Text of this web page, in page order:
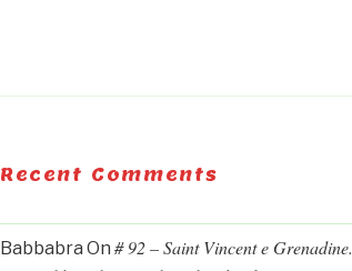
Recent Comments
Babbabra On # 92 – Saint Vincent e Grenadine.